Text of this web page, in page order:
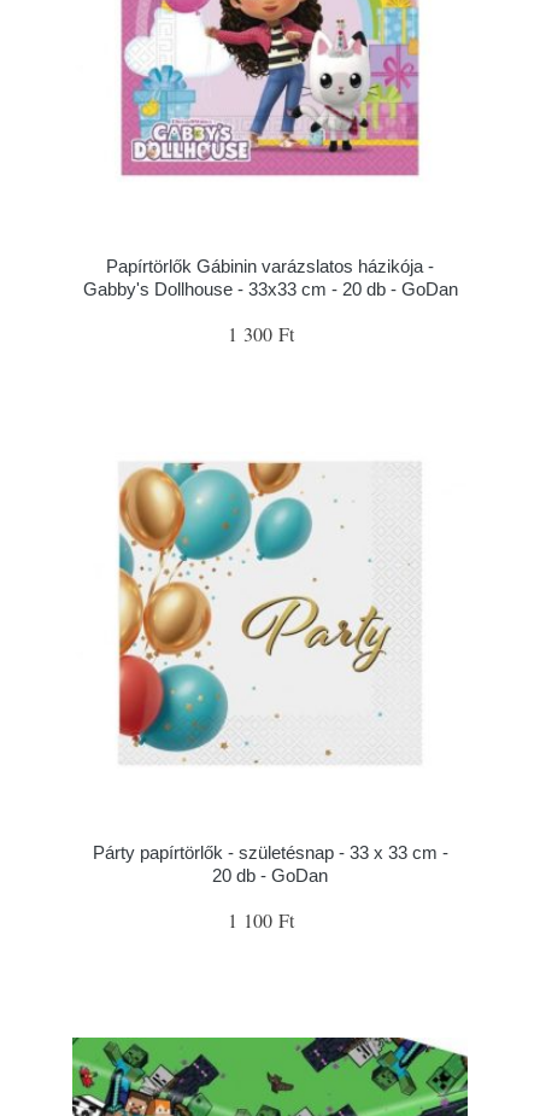
Papírtörlők Gábinin varázslatos házikója -
Gabby's Dollhouse - 33x33 cm - 20 db - GoDan
1 300 Ft
Párty papírtörlők - születésnap - 33 x 33 cm -
20 db - GoDan
1 100 Ft